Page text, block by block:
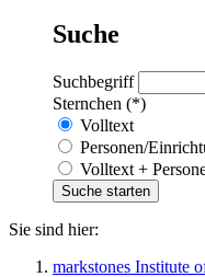
Suche
Suchbegriff
Sternchen (*)
Volltext
Personen/
Volltext +
Sie sind hier:
markstones Institute